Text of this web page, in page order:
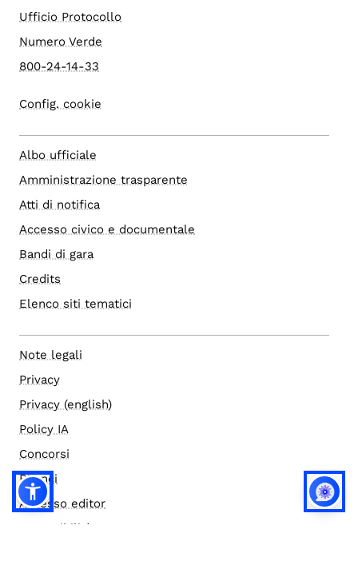
Ufficio Protocollo
Numero Verde
800-24-14-33
Config. cookie
Albo ufficiale
Amministrazione trasparente
Atti di notifica
Accesso civico e documentale
Bandi di gara
Credits
Elenco siti tematici
Note legali
Privacy
Privacy (english)
Policy IA
Concorsi
Bilanci
Accesso editor
Accessibilità